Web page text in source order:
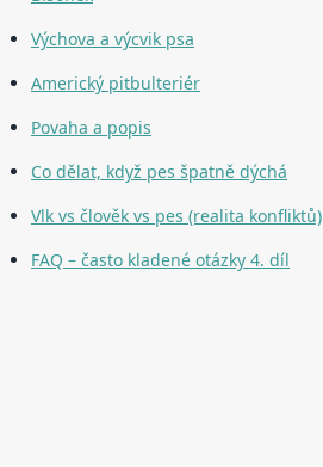
Výchova a výcvik psa
Americký pitbulteriér
Povaha a popis
Co dělat, když pes špatně dýchá
Vlk vs člověk vs pes (realita konfliktů)
FAQ – často kladené otázky 4. díl